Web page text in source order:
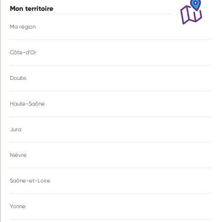
Mon territoire
Ma région
Côte-d'Or
Doubs
Haute-Saône
Jura
Nièvre
Saône-et-Loire
Yonne